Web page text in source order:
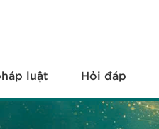
luật Hỏi đáp